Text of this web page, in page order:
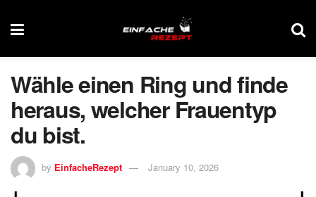
Wähle einen Ring und finde
heraus, welcher Frauentyp
du bist.
by EinfacheRezept January 10, 2026